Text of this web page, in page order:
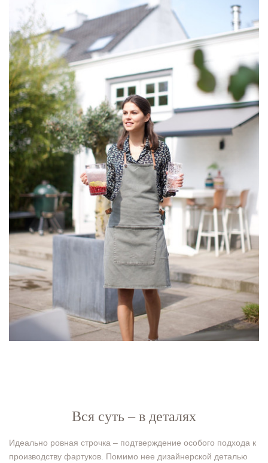
Вся суть – в деталях
Идеально ровная строчка – подтверждение особого подхода к
производству фартуков. Помимо нее дизайнерской деталью